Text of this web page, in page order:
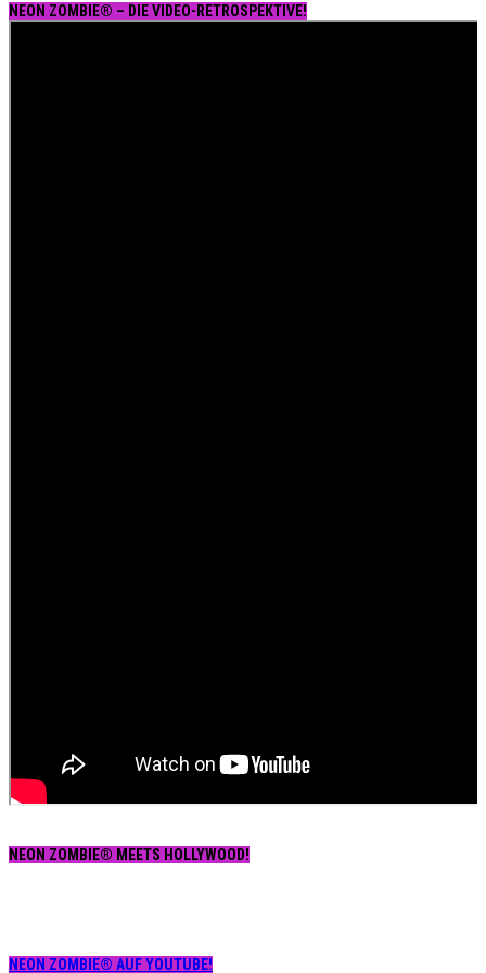
NEON ZOMBIE® – DIE VIDEO-RETROSPEKTIVE!
NEON ZOMBIE® MEETS HOLLYWOOD!
NEON ZOMBIE® AUF YOUTUBE!